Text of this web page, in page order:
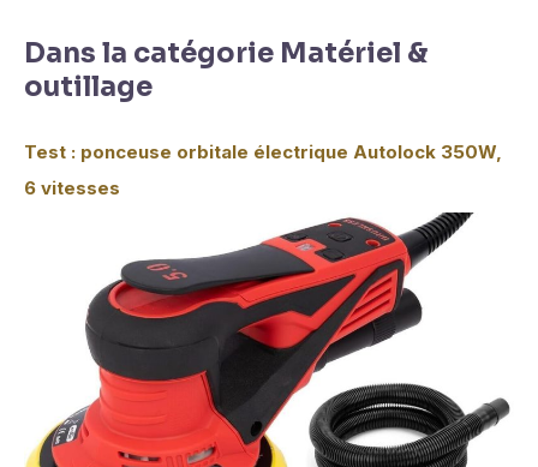
Dans la catégorie Matériel &
outillage
Test : ponceuse orbitale électrique Autolock 350W,
6 vitesses